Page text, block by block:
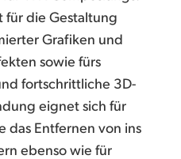
für die Gestaltung
Grafiken und
sowie fürs
fortschrittliche 3D-
eignet sich für
das Entfernen von ins
ebenso wie für